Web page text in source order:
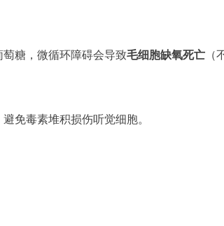
糖，微循环障碍会导致毛细胞缺氧死亡 （
免毒素堆积损伤听觉细胞。